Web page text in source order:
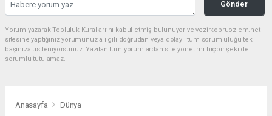
Gönder
Yorum yazarak Topluluk Kuralları’nı kabul etmiş bulunuyor ve vezirkopruozlem.net
sitesine yaptığınız yorumunuzla ilgili doğrudan veya dolaylı tüm sorumluluğu tek
başınıza üstleniyorsunuz. Yazılan tüm yorumlardan site yönetimi hiçbir şekilde
sorumlu tutulamaz.
Anasayfa Dünya